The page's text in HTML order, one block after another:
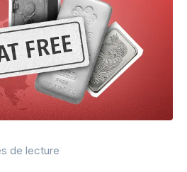
de lecture